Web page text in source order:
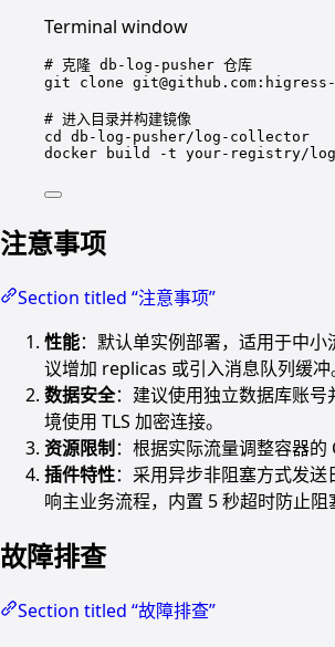
Terminal window
# 克隆 db-log-pusher 仓库
git
clone
# 进入目录并构建镜像
cd
db-log-pusher/log-collector
docker
build -t your-registry/
注意事项
Section titled “注意事项”
性能：默认单实例部署，适用于中
议增加 replicas 或引入消息队列缓冲
数据安全：建议使用独立数据库账号
境使用 TLS 加密连接。
资源限制 ：根据实际流量调整容器的
插件特性：采用异步非阻塞方式发
响主业务流程，内置 5 秒超时防止阻
故障排查
Section titled “故障排查”